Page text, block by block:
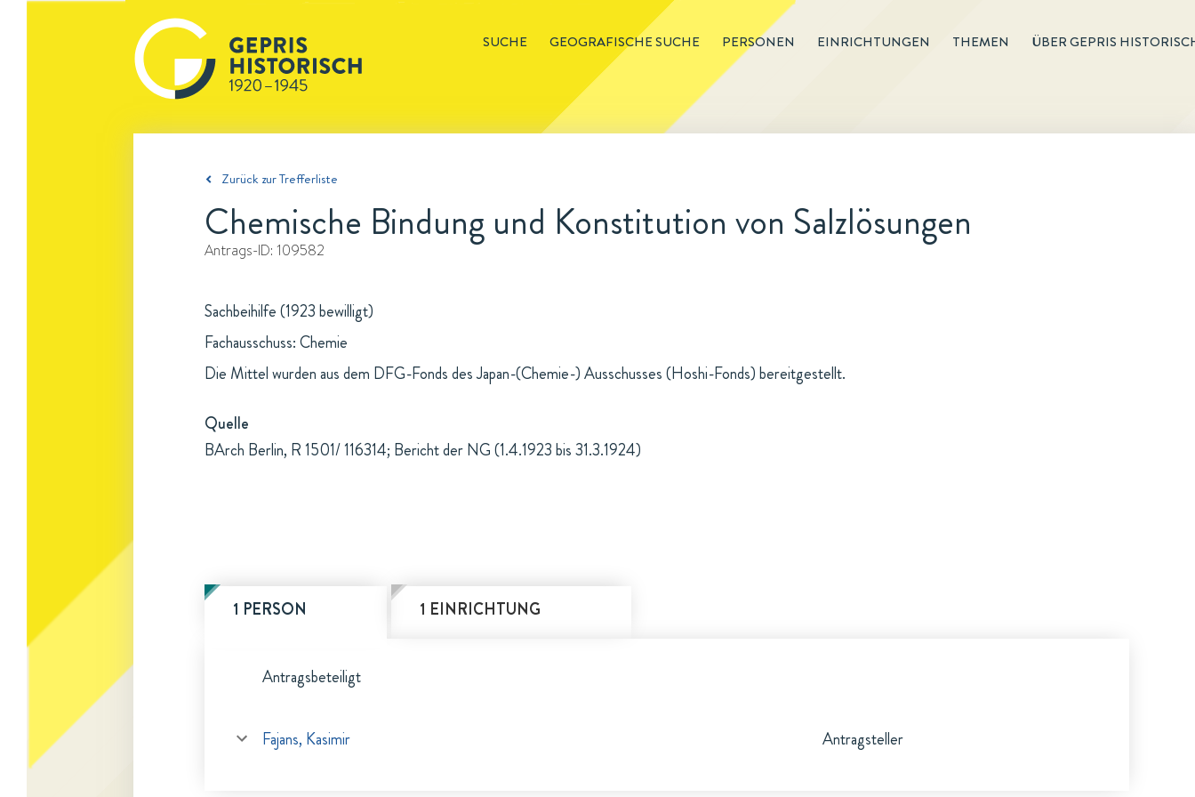
SUCHE GEOGRAFISCHE SUCHE PERSONEN EINRICHTUNGEN THEMEN ÜBER GEPRIS
Zurück zur Trefferliste
Chemische Bindung und Konstitution von Salzlösungen
Antrags-ID: 109582
Sachbeihilfe (1923 bewilligt)
Fachausschuss: Chemie
Die Mittel wurden aus dem DFG-Fonds des Japan-(Chemie-) Ausschusses (Hoshi-Fonds) bereitgestellt.
Quelle
BArch Berlin, R 1501/ 116314; Bericht der NG (1.4.1923 bis 31.3.1924)
1 PERSON 1 EINRICHTUNG
Antragsbeteiligt
Fajans, Kasimir Antragsteller